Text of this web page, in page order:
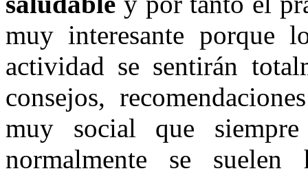
muy interesante porque
actividad se sentirán
consejos,
muy social que
normalmente se suelen